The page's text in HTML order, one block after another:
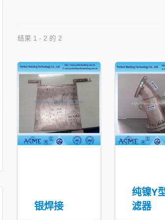
结果 1 - 2 的 2
银焊接
纯镍Y
滤器